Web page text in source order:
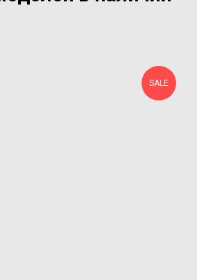
SALE